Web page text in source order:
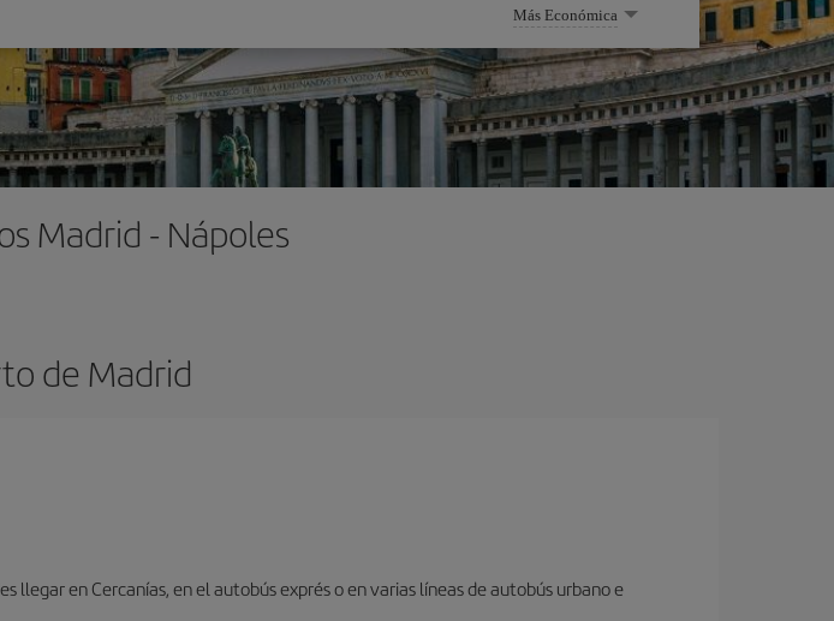
Más Económica
Madrid - Nápoles
de Madrid
en Cercanías, en el autobús exprés o en varias líneas de autobús urbano e